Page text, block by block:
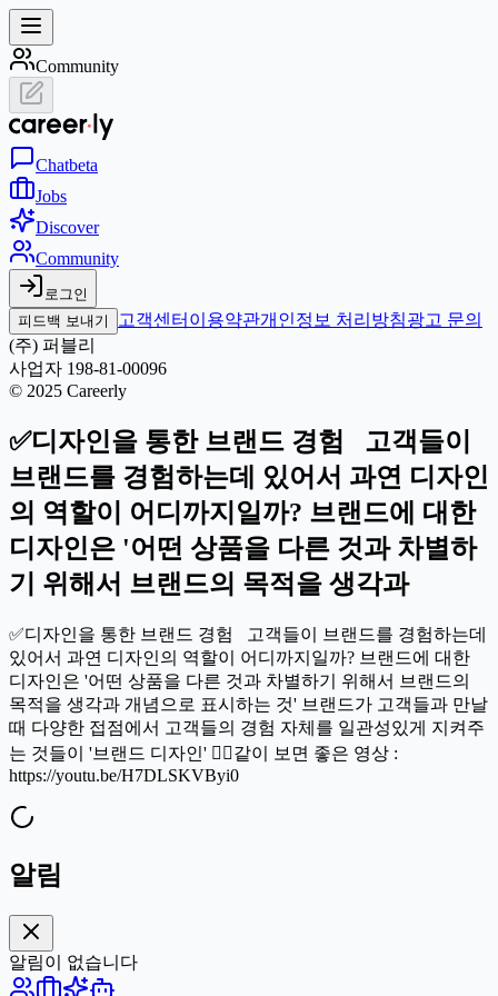
Community
Chatbeta
Jobs
Discover
Community
로그인
피드백 보내기
고객센터 이용약관개인정보 처리방침광고 문의
(주) 퍼블리
사업자 198-81-00096
© 2025 Careerly
✅디자인을 통한 브랜드 경험 고객들이
브랜드를 경험하는데 있어서 과연 디자인
의 역할이 어디까지일까? 브랜드에 대한
디자인은 '어떤 상품을 다른 것과 차별하
기 위해서 브랜드의 목적을 생각과
✅디자인을 통한 브랜드 경험 고객들이 브랜드를 경험하는데
있어서 과연 디자인의 역할이 어디까지일까? 브랜드에 대한
디자인은 '어떤 상품을 다른 것과 차별하기 위해서 브랜드의
목적을 생각과 개념으로 표시하는 것' 브랜드가 고객들과 만날
때 다양한 접점에서 고객들의 경험 자체를 일관성있게 지켜주
는 것들이 '브랜드 디자인' 👉🏻같이 보면 좋은 영상 :
https://youtu.be/H7DLSKVByi0
알림
알림이 없습니다